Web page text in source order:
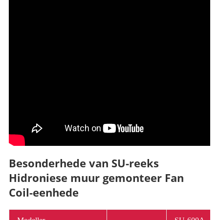
Besonderhede van SU-reeks
Hidroniese muur gemonteer Fan
Coil-eenhede